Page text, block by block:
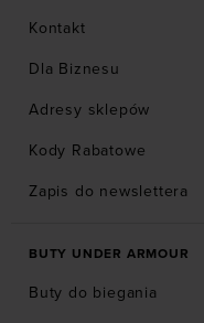
Kontakt
Dla Biznesu
Adresy sklepów
Kody Rabatowe
Zapis do newslettera
BUTY UNDER ARMOUR
Buty do biegania